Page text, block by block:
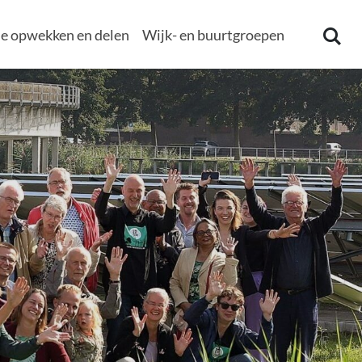
opwekken en delen Wijk- en buurtgroepen